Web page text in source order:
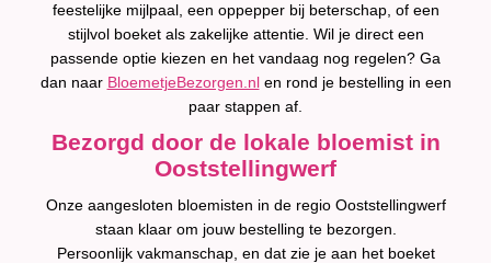
feestelijke mijlpaal, een oppepper bij beterschap, of een
stijlvol boeket als zakelijke attentie. Wil je direct een
passende optie kiezen en het vandaag nog regelen? Ga
dan naar BloemetjeBezorgen.nlen rond je bestelling in een
paar stappen af.
Bezorgd door de lokale bloemist in
Ooststellingwerf
Onze aangesloten bloemisten in de regio Ooststellingwerf
staan klaar om jouw bestelling te bezorgen.
Persoonlijk vakmanschap, en dat zie je aan het boeket